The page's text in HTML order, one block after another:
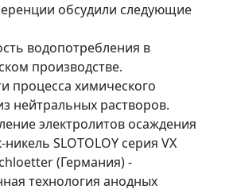
обсудили следующие
водопотребления в
производстве.
процесса химического
нейтральных растворов.
электролитов осаждения
SLOTOLOY серия VX
(Германия) -
технология анодных